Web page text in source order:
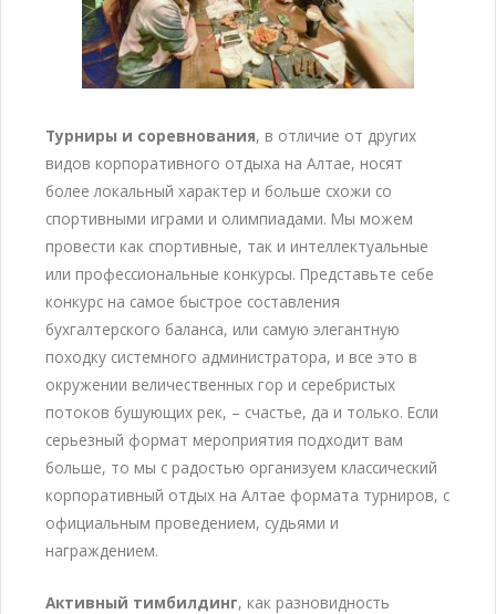
Турниры и соревнования, в отличие от других
видов корпоративного отдыха на Алтае, носят
более локальный характер и больше схожи со
спортивными играми и олимпиадами. Мы можем
провести как спортивные, так и интеллектуальные
или профессиональные конкурсы. Представьте себе
конкурс на самое быстрое составления
бухгалтерского баланса, или самую элегантную
походку системного администратора, и все это в
окружении величественных гор и серебристых
потоков бушующих рек, – счастье, да и только. Если
серьезный формат мероприятия подходит вам
больше, то мы с радостью организуем классический
корпоративный отдых на Алтае формата турниров, с
официальным проведением, судьями и
награждением.
Активный тимбилдинг, как разновидность